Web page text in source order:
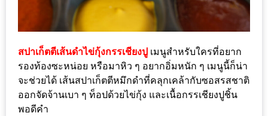
เรื่อง
บ้าน
สปาเก็ตตีเส้นดำไข่กุ้งกรรเชียงปู เมนูสำหรับใครที่อยาก
รองท้องซะหน่อย หรือมาหิว ๆ อยากอิ่มหนัก ๆ เมนูนี้ก็น่า
จะช่วยได้ เส้นสปาเก็ตตีหมึกดำที่คลุกเคล้ากับซอสรสชาติ
ออกจัดจ้านเบา ๆ ท็อปด้วยไข่กุ้ง และเนื้อกรรเชียงปูชิ้น
พอดีคำ